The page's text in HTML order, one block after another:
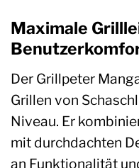
Maximale
Der Grillpeter
Grillen von
Niveau. Er
mit durchdachten
an Funktionalität